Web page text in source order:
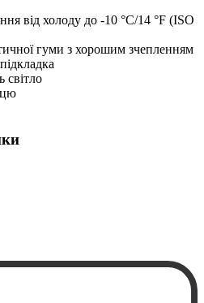
від холоду до -10 °C/14 °F (ISO
гуми з хорошим зчепленням
світло